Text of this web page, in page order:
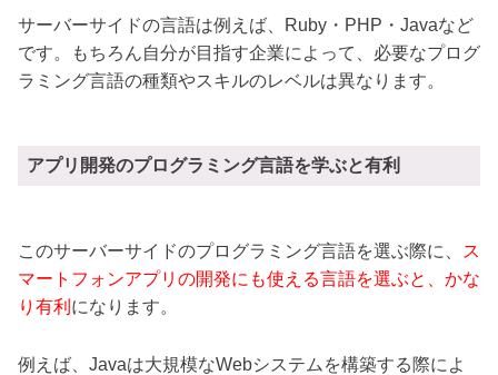
サーバーサイドの言語は例えば、Ruby・PHP・Javaなど
です。もちろん自分が目指す企業によって、必要なプログ
ラミング言語の種類やスキルのレベルは異なります。
アプリ開発のプログラミング言語を学ぶと有利
このサーバーサイドのプログラミング言語を選ぶ際に、
ス
マートフォンアプリの開発にも使える言語を選ぶと、かな
り有利 になります。
例えば、Javaは大規模なWebシステムを構築する際によ